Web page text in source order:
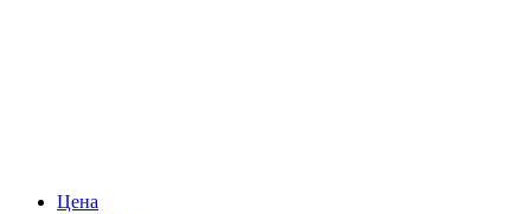
Цена